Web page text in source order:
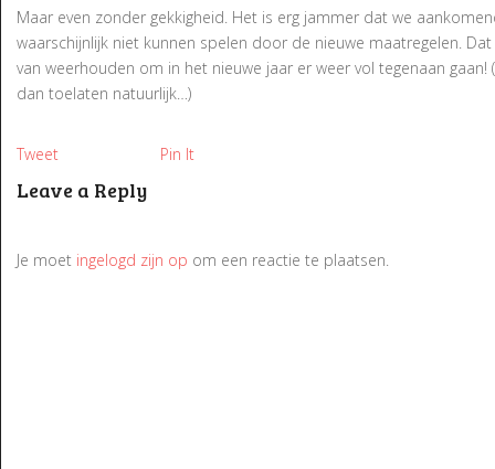
Maar even zonder gekkigheid. Het is erg jammer dat we
waarschijnlijk niet kunnen spelen door de nieuwe maatregelen.
van weerhouden om in het nieuwe jaar er weer vol tegenaan
dan toelaten natuurlijk…)
Tweet Pin It
Leave a Reply
Je moet ingelogd zijn op om een reactie te plaatsen.